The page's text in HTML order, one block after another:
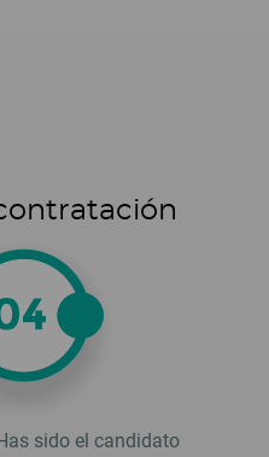
sido el candidato